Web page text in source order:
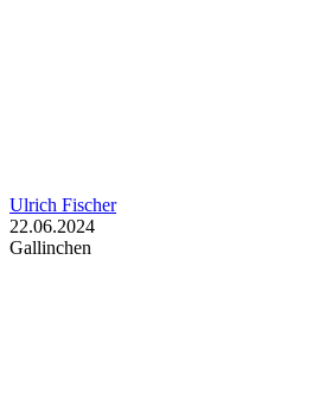
Ulrich Fischer
22.06.2024
Gallinchen